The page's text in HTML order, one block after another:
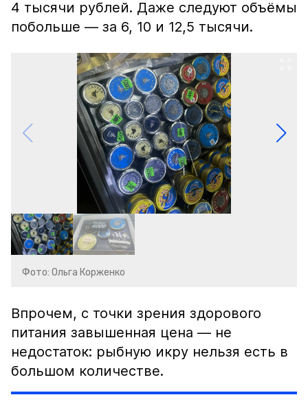
4 тысячи рублей. Даже следуют объёмы
побольше — за 6, 10 и 12,5 тысячи.
Фото: Ольга Корженко
Впрочем, с точки зрения здорового
питания завышенная цена — не
недостаток: рыбную икру нельзя есть в
большом количестве.